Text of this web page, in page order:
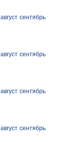
август сентябрь
август сентябрь
август сентябрь
август сентябрь